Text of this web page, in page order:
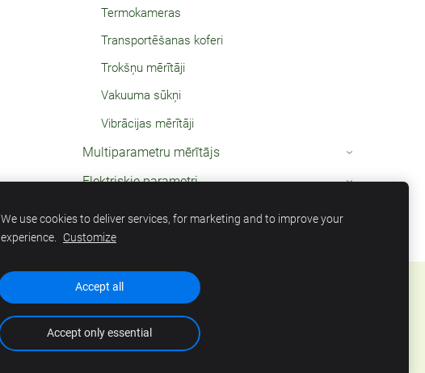
Termokameras
Transportēšanas koferi
Trokšņu mērītāji
Vakuuma sūkņi
Vibrācijas mērītāji
Multiparametru mērītājs ›
Elektriskie parametri ›
Termometri
We use cookies to deliver services, for marketing and to improve your
experience. Customize
Accept all
Accept only essential